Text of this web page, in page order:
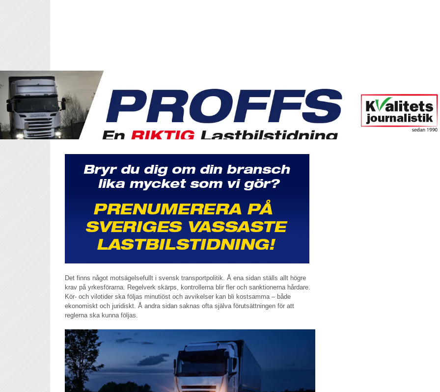
Det finns något motsägelsefullt i svensk transportpolitik. Å ena sidan ställs allt högre
krav på yrkesförarna. Regelverk skärps, kontrollerna blir fler och sanktionerna hårdare.
Kör- och vilotider ska följas minutiöst och avvikelser kan bli kostsamma – både
ekonomiskt och juridiskt. Å andra sidan saknas ofta själva förutsättningen för att
reglerna ska kunna följas.